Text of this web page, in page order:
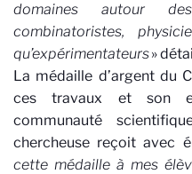
domaines autour
combinatoristes,
qu’expérimentateurs»
La médaille d’argent du
ces travaux et son
communauté
chercheuse reçoit avec
cette médaille à mes